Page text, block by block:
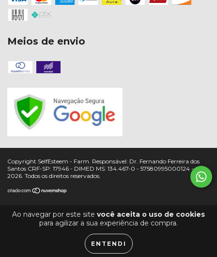
Ao navegar por este site você aceita o uso de cookies
para agilizar a sua experiência de compra.
ENTENDI
Meios de envio
Copyright SelfEsteem - Farm. Responsável: Dr. Fernando Ferreira dos
Santos CRF-SP: 17946 - DIMED MS: 134.467-0 - 57580995000124 -
2026. Todos os direitos reservados.